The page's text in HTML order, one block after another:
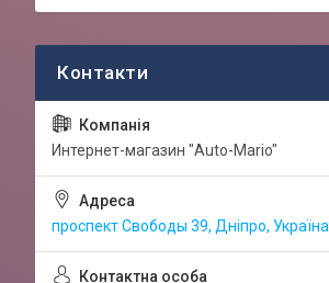
Интернет-магазин "Auto-Mario"
проспект Свободы 39, Дніпро, Україна